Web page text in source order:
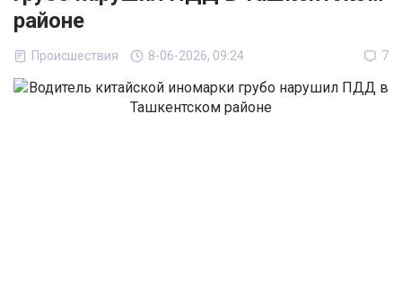
районе
Происшествия 8-06-2026, 09:24 7